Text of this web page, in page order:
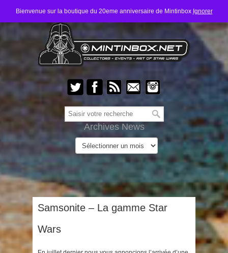
Bienvenue sur la boutique du 20eme anniversaire de Mintinbox Ignorer
Archives News
Samsonite – La gamme Star
Wars